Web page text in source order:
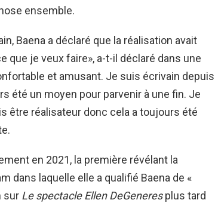
ensemble.
Baena a déclaré que la réalisation avait
je veux faire», a-t-il déclaré dans une
et amusant. Je suis écrivain depuis
été un moyen pour parvenir à une fin. Je
être réalisateur donc cela a toujours été
en 2021, la première révélant la
dans laquelle elle a qualifié Baena de «
sur Le spectacle Ellen DeGeneresplus tard